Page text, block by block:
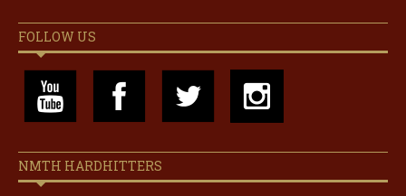
FOLLOW US
NMTH HARDHITTERS